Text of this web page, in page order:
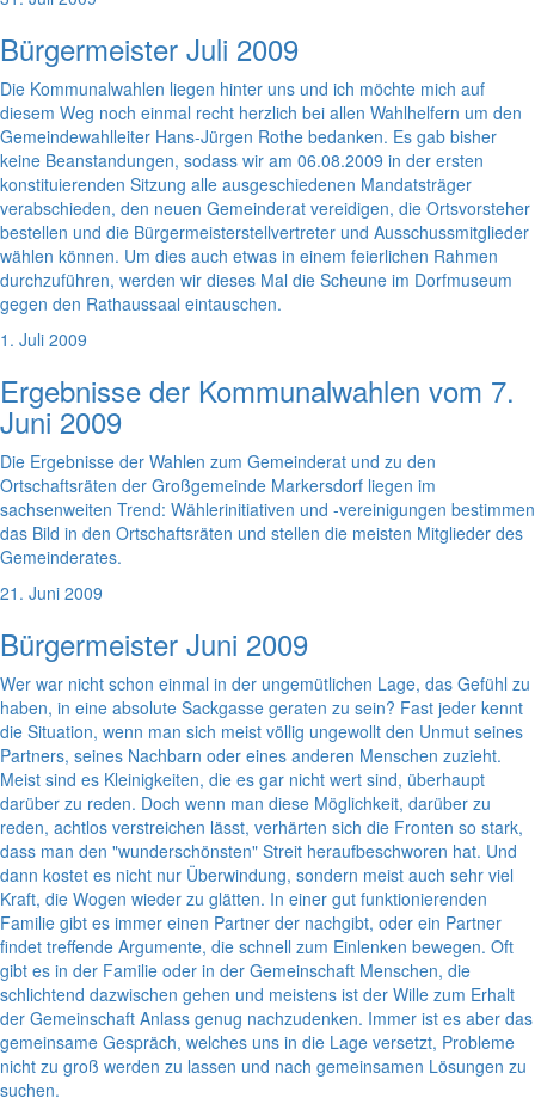
Bürgermeister Juli 2009
Die Kommunalwahlen liegen hinter uns und ich möchte mich auf
diesem Weg noch einmal recht herzlich bei allen Wahlhelfern um den
Gemeindewahlleiter Hans-Jürgen Rothe bedanken. Es gab bisher
keine Beanstandungen, sodass wir am 06.08.2009 in der ersten
konstituierenden Sitzung alle ausgeschiedenen Mandatsträger
verabschieden, den neuen Gemeinderat vereidigen, die Ortsvorsteher
bestellen und die Bürgermeisterstellvertreter und Ausschussmitglieder
wählen können. Um dies auch etwas in einem feierlichen Rahmen
durchzuführen, werden wir dieses Mal die Scheune im Dorfmuseum
gegen den Rathaussaal eintauschen.
1. Juli 2009
Ergebnisse der Kommunalwahlen vom 7.
Juni 2009
Die Ergebnisse der Wahlen zum Gemeinderat und zu den
Ortschaftsräten der Großgemeinde Markersdorf liegen im
sachsenweiten Trend: Wählerinitiativen und -vereinigungen bestimmen
das Bild in den Ortschaftsräten und stellen die meisten Mitglieder des
Gemeinderates.
21. Juni 2009
Bürgermeister Juni 2009
Wer war nicht schon einmal in der ungemütlichen Lage, das Gefühl zu
haben, in eine absolute Sackgasse geraten zu sein? Fast jeder kennt
die Situation, wenn man sich meist völlig ungewollt den Unmut seines
Partners, seines Nachbarn oder eines anderen Menschen zuzieht.
Meist sind es Kleinigkeiten, die es gar nicht wert sind, überhaupt
darüber zu reden. Doch wenn man diese Möglichkeit, darüber zu
reden, achtlos verstreichen lässt, verhärten sich die Fronten so stark,
dass man den "wunderschönsten" Streit heraufbeschworen hat. Und
dann kostet es nicht nur Überwindung, sondern meist auch sehr viel
Kraft, die Wogen wieder zu glätten. In einer gut funktionierenden
Familie gibt es immer einen Partner der nachgibt, oder ein Partner
findet treffende Argumente, die schnell zum Einlenken bewegen. Oft
gibt es in der Familie oder in der Gemeinschaft Menschen, die
schlichtend dazwischen gehen und meistens ist der Wille zum Erhalt
der Gemeinschaft Anlass genug nachzudenken. Immer ist es aber das
gemeinsame Gespräch, welches uns in die Lage versetzt, Probleme
nicht zu groß werden zu lassen und nach gemeinsamen Lösungen zu
suchen.